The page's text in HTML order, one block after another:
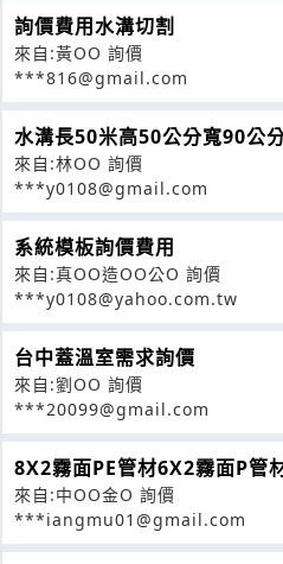
詢價費用水溝切割
來自:黃OO 詢價
***816@gmail.com
水溝長50米高50公分寬90公
來自:林OO 詢價
***y0108@gmail.com
系統模板詢價費用
來自:真OO造OO公O 詢價
***y0108@yahoo.com.tw
台中蓋溫室需求詢價
來自:劉OO 詢價
***20099@gmail.com
8X2霧面PE管材6X2霧面P管
來自:中OO金O 詢價
***iangmu01@gmail.com